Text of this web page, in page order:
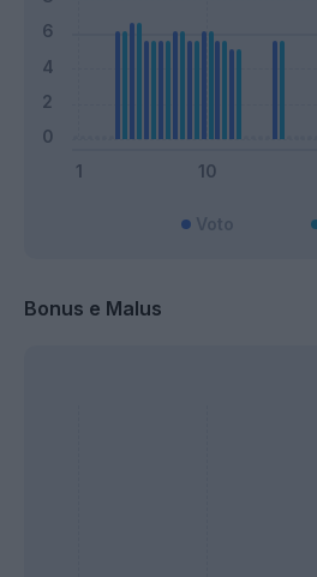
Bonus e Malus